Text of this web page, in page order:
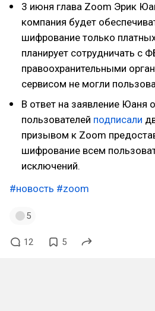
3 июня глава Zoom Эрик
компания будет
шифрование только
планирует сотрудничать с
правоохранительными
сервисом не могли
В ответ на заявление Юаня
пользователей подписали
призывом к Zoom
шифрование всем
исключений.
#новость #zoom
5
12 5